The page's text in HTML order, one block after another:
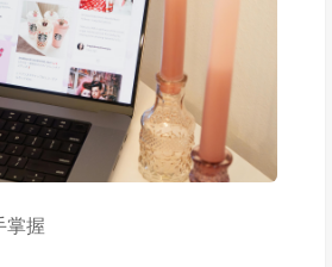
掌握